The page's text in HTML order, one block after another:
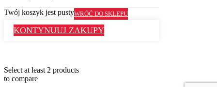
Twój koszyk jest pustyWRÓĆ DO SKLEPU
KONTYNUUJ ZAKUPY
Select at least 2 products
to compare